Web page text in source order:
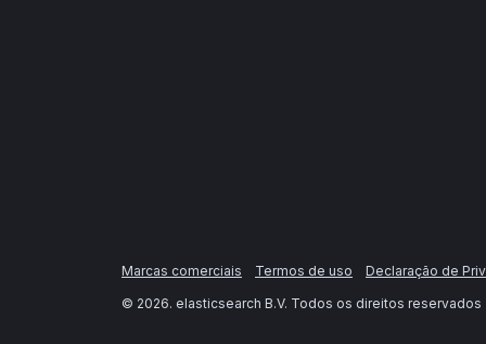
Marcas comerciais Termos de uso Declaração de
© 2026. elasticsearch B.V. Todos os direitos reservados